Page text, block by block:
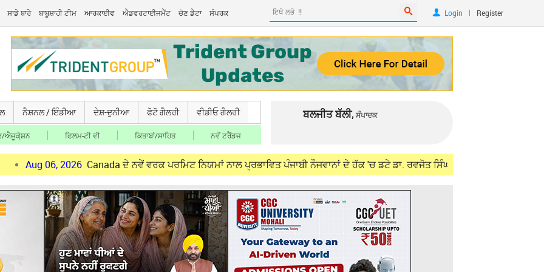
ਸਾਡੇ ਬਾਰੇ ਬਾਬੂਸ਼ਾਹੀ ਟੀਮ ਆਰਕਾਈਵ ਐਡਵਰਟਾਈਜਮੈਂਟ ਚੋਣ ਡੈਟਾ ਸੰਪਰਕ Login | Register
ਨੈਸ਼ਨਲ / ਇੰਡੀਆ ਦੇਸ਼-ਦੁਨੀਆ ਫੋਟੋ ਗੈਲਰੀ ਵੀਡੀਓ ਗੈਲਰੀ
ਐਜੂਕੇ਼ਸ਼ਨ ਫਿਲਮ-ਟੀ ਵੀ ਕਿਤਾਬਾਂ/ਸਾਹਿਤ ਨਵੇਂ ਟਰੈਂਡਜ
ਬਲਜੀਤ ਬੱਲੀ, ਸੰਪਾਦਕ
2026 Canada ਦੇ ਨਵੇਂ ਵਰਕ ਪਰਮਿਟ ਨਿਯਮਾਂ ਨਾਲ ਪ੍ਰਭਾਵਿਤ ਪੰਜਾਬੀ ਨੌਜਵਾਨਾਂ ਦੇ ਹੱਕ 'ਚ ਡਟੇ ਡਾ. ਰਵਜੋਤ ਸਿੰਘ, ਵਿਦੇਸ਼ ਮੰਤਰੀ ਜੈਸ਼ੰਕਰ ਨਾਲ